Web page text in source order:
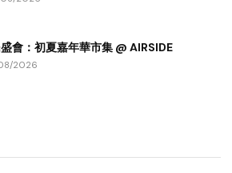
會：初夏嘉年華市集 @ AIRSIDE
2026